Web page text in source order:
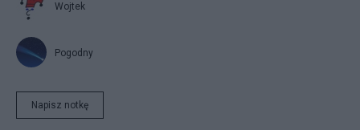
Wojtek
Pogodny
Napisz notkę